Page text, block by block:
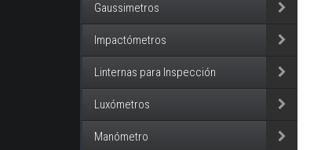
Gaussimetros
Impactómetros
Linternas para Inspección
Luxómetros
Manómetro